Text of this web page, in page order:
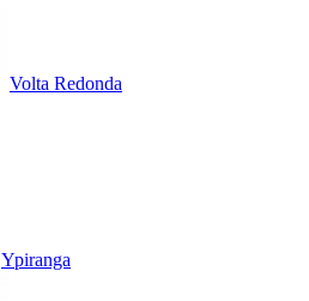
Volta Redonda
Ypiranga